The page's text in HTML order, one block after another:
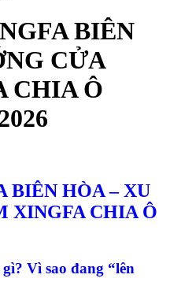
BIÊN
CỬA
CHIA Ô
BIÊN HÒA – XU
XINGFA CHIA Ô
Vì sao đang “lên